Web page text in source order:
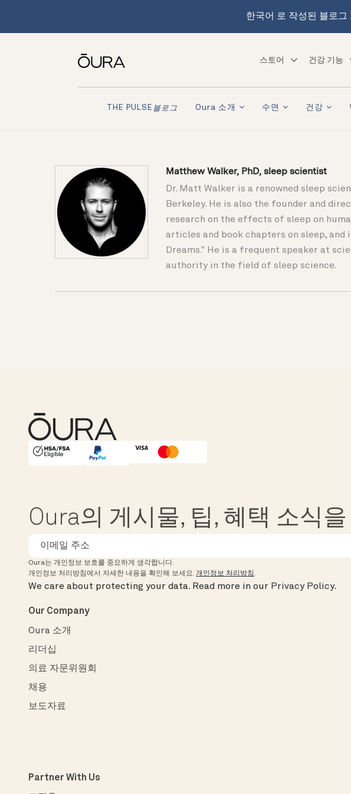
한국어 로 작성된 블로
스토어 건강 기능
THE PULSE 블로그 Oura 소개 수면 건강
Matthew Walker, PhD, sleep scientist
Dr. Matt Walker is a renowned sleep
Berkeley. He is also the founder and
research on the effects of sleep on
articles and book chapters on sleep, and
Dreams." He is a frequent speaker at
authority in the field of sleep science.
HSA/FSA Eligible
Affirm
Oura의 게시물, 팁, 혜택 소식
Oura는 개인정보 보호를 중요하게 생각합니다.
개인정보 처리방침에서 자세한 내용을 확인해 보세요. 개인정보 처리방침 .
We care about protecting your data. Read more in our Privacy Policy.
Our Company
Oura 소개
리더십
의료 자문위원회
채용
보도자료
Partner With Us